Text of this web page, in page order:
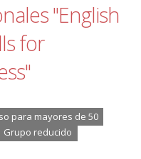
"English
for
para mayores de 50
Grupo reducido